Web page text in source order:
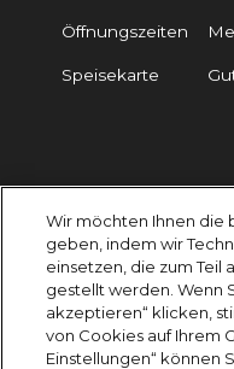
Öffnungszeiten
Speisekarte
KARIKAALA
Alle
Wir möchten Ihnen die
geben, indem wir
einsetzen, die zum
gestellt werden. Wenn
akzeptieren“ klicken,
von Cookies auf Ihrem
Einstellungen“ können